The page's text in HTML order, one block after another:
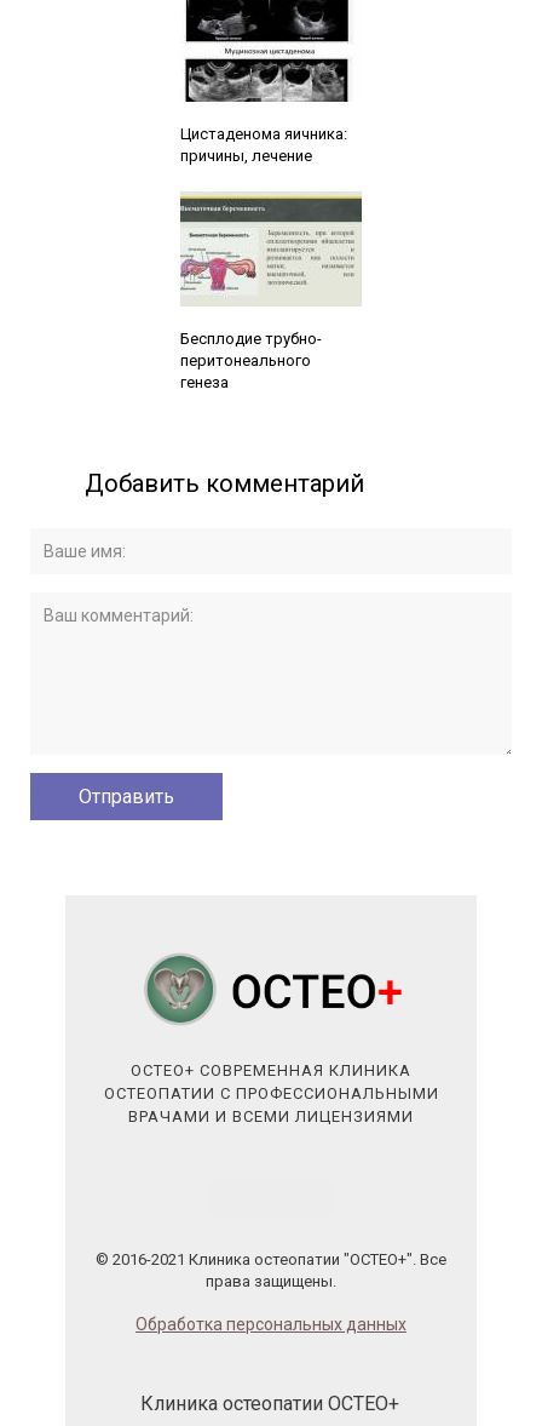
Цистаденома яичника:
причины, лечение
Бесплодие трубно-
перитонеального
генеза
Добавить комментарий
ОСТЕО+ СОВРЕМЕННАЯ КЛИНИКА
ОСТЕОПАТИИ С ПРОФЕССИОНАЛЬНЫМИ
ВРАЧАМИ И ВСЕМИ ЛИЦЕНЗИЯМИ
© 2016-2021 Клиника остеопатии "ОСТЕО+". Все
права защищены.
Обработка персональных данных
Клиника остеопатии ОСТЕО+